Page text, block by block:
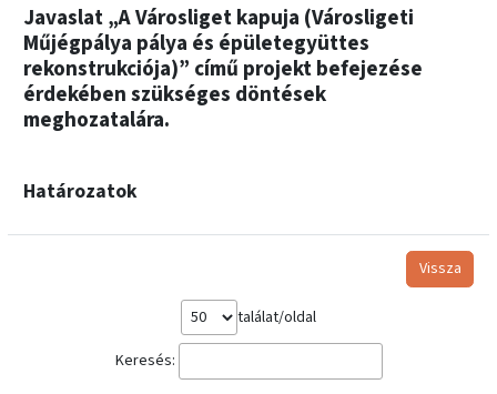
Javaslat „A Városliget kapuja (Városligeti
Műjégpálya pálya és épületegyüttes
rekonstrukciója)” című projekt befejezése
érdekében szükséges döntések
meghozatalára.
Határozatok
Vissza
találat/oldal
Keresés: